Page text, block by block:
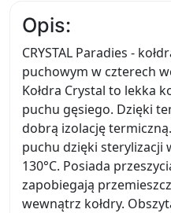
Opis:
CRYSTAL Paradies -
puchowym w czterech
Kołdra Crystal to lekka
puchu gęsiego. Dzięki
dobrą izolację
puchu dzięki sterylizacji
130°C. Posiada
zapobiegają
wewnątrz kołdry.